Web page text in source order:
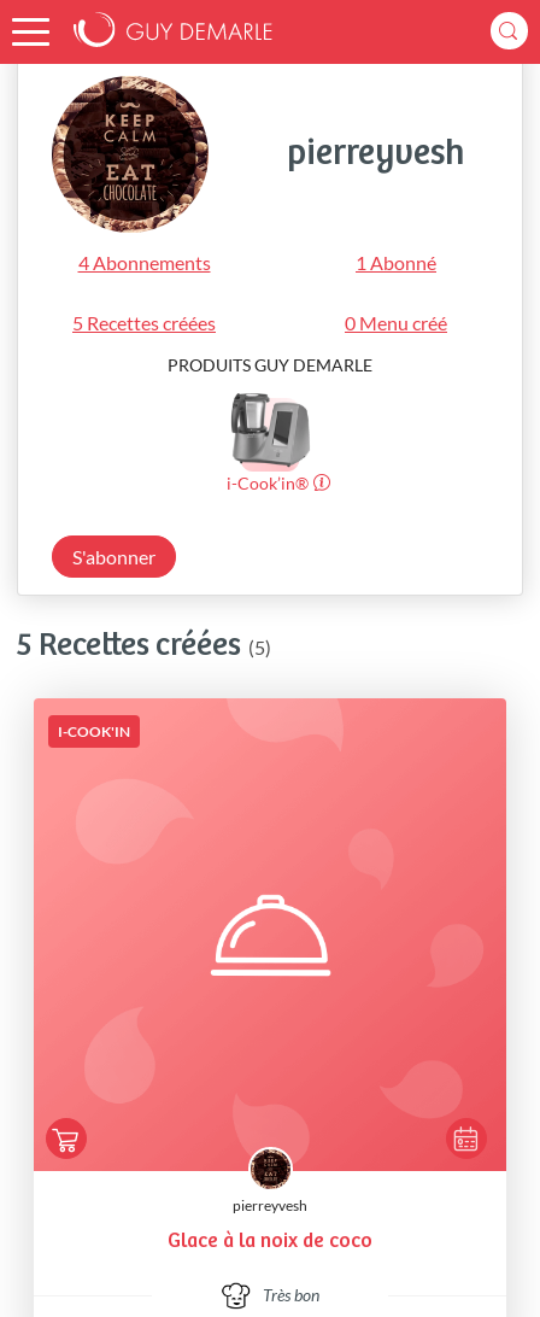
Accueil pierreyvesh
pierreyvesh
4 Abonnements 1 Abonné
5 Recettes créées 0 Menu créé
PRODUITS GUY DEMARLE
i-Cook’in®
S'abonner
5 Recettes créées (5)
I-COOK'IN
pierreyvesh
Glace à la noix de coco
Très bon